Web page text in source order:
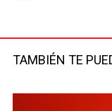
TAMBIÉN TE